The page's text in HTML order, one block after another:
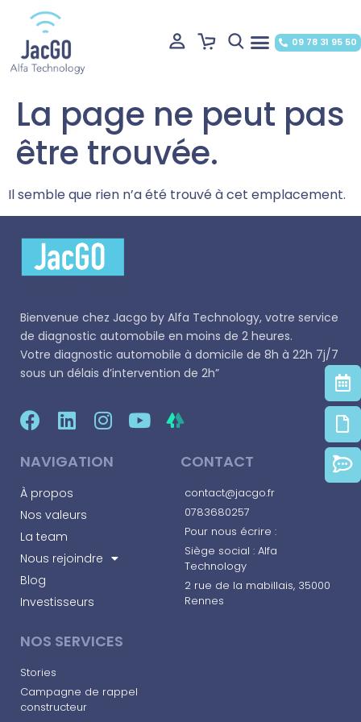
09 78 31 95 50
La page ne peut pas
être trouvée.
Il semble que rien n’a été trouvé à cet emplacement.
Bienvenue chez Jacgo by Alfa Technology, votre service
de diagnostic automobile en moins de 2 heures.
Votre diagnostic automobile à domicile de 8h à 22h 7j/7
sous un délais d’intervention de 2h”
NAVIGATION
À propos
Nos valeurs
La team
Nous rejoindre
Blog
Investisseurs
CONTACT
contact@jacgo.fr
0783680257
Pour nous écrire :
Siège social : Alfa
Technology
2 rue de la mabillais, 35000
Rennes​
NOS SERVICES
Stories
Campagne de rappel
constructeur